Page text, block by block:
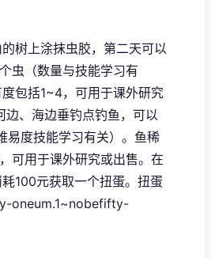
树上涂抹虫胶，第二天可以
虫（数量与技能学习有
包括1~4，可用于课外研究
边、海边垂钓点钓鱼，可以
易度技能学习有关）。鱼稀
可用于课外研究或出售。 在
100元获取一个扭蛋。扭蛋
oneum.1~nobefifty-